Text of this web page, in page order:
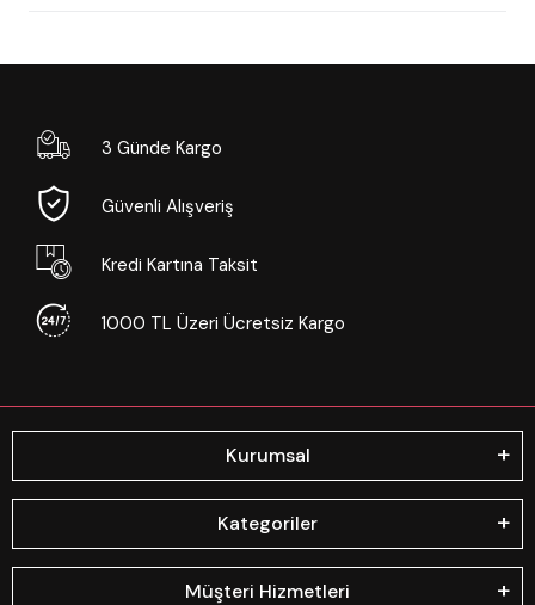
3 Günde Kargo
Güvenli Alışveriş
Kredi Kartına Taksit
1000 TL Üzeri Ücretsiz Kargo
Kurumsal
Kategoriler
Müşteri Hizmetleri